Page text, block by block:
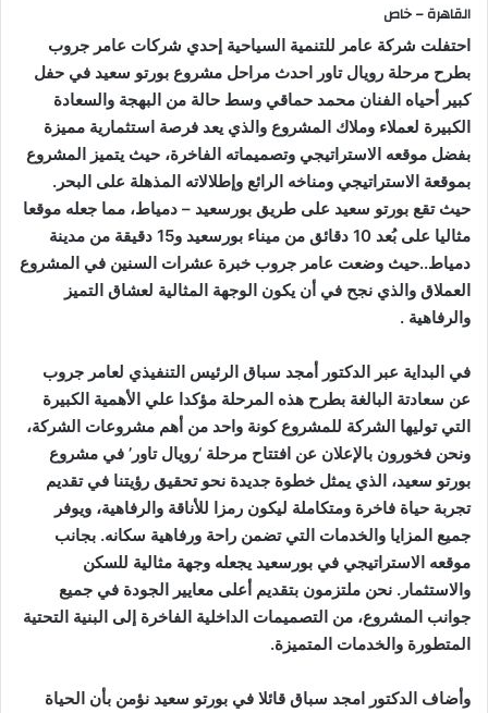
القاهرة – خاص
احتفلت شركة عامر للتنمية السياحية إحدي شركات عامر جروب
بطرح مرحلة رويال تاور احدث مراحل مشروع بورتو سعيد في حفل
كبير أحياه الفنان محمد حماقي وسط حالة من البهجة والسعادة
الكبيرة لعملاء وملاك المشروع والذي يعد فرصة استثمارية مميزة
بفضل موقعه الاستراتيجي وتصميماته الفاخرة، حيث يتميز المشروع
بموقعة الاستراتيجي ومناخه الرائع وإطلالاته المذهلة على البحر.
حيث تقع بورتو سعيد على طريق بورسعيد – دمياط، مما جعله موقعا
مثاليا على بُعد 10 دقائق من ميناء بورسعيد و15 دقيقة من مدينة
دمياط..حيث وضعت عامر جروب خبرة عشرات السنين في المشروع
العملاق والذي نجح في أن يكون الوجهة المثالية لعشاق التميز
والرفاهية .
في البداية عبر الدكتور أمجد سباق الرئيس التنفيذي لعامر جروب
عن سعادتة البالغة بطرح هذه المرحلة مؤكدا علي الأهمية الكبيرة
التي توليها الشركة للمشروع كونة واحد من أهم مشروعات الشركة،
ونحن فخورون بالإعلان عن افتتاح مرحلة ‘رويال تاور’ في مشروع
بورتو سعيد، الذي يمثل خطوة جديدة نحو تحقيق رؤيتنا في تقديم
تجربة حياة فاخرة ومتكاملة ليكون رمزا للأناقة والرفاهية، ويوفر
جميع المزايا والخدمات التي تضمن راحة ورفاهية سكانه. بجانب
موقعه الاستراتيجي في بورسعيد يجعله وجهة مثالية للسكن
والاستثمار. نحن ملتزمون بتقديم أعلى معايير الجودة في جميع
جوانب المشروع، من التصميمات الداخلية الفاخرة إلى البنية التحتية
المتطورة والخدمات المتميزة.
وأضاف الدكتور امجد سباق قائلا في بورتو سعيد نؤمن بأن الحياة